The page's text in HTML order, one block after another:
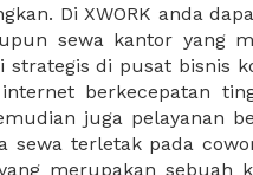
Di XWORK anda
sewa kantor yang
strategis di pusat bisnis
berkecepatan
juga pelayanan
sewa terletak pada
merupakan sebuah
Izin Usaha
akte pendirian
XWORK juga
anda dapat memilih
Anda dapat survey
akan dibuat
dan juga sewa kantor